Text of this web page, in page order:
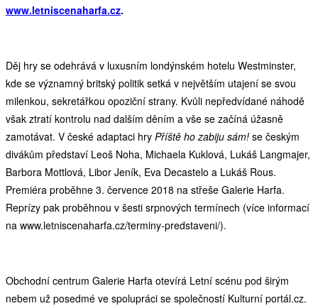
www.letniscenaharfa.cz.
Děj hry se odehrává v luxusním londýnském hotelu Westminster,
kde se významný britský politik setká v největším utajení se svou
milenkou, sekretářkou opoziční strany. Kvůli nepředvídané náhodě
však ztratí kontrolu nad dalším děním a vše se začíná úžasně
zamotávat. V české adaptaci hry Příště ho zabiju sám! se českým
divákům představí Leoš Noha, Michaela Kuklová, Lukáš Langmajer,
Barbora Mottlová, Libor Jeník, Eva Decastelo a Lukáš Rous.
Premiéra proběhne 3. července 2018 na střeše Galerie Harfa.
Reprízy pak proběhnou v šesti srpnových termínech (více informací
na www.letniscenaharfa.cz/terminy-predstaveni/).
Obchodní centrum Galerie Harfa otevírá Letní scénu pod širým
nebem už posedmé ve spolupráci se společností Kulturní portál.cz.